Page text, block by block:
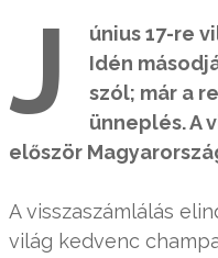
J
únius 17-re
Idén
szól; már a
ünneplés. A
először
A visszaszámlálás
világ kedvenc